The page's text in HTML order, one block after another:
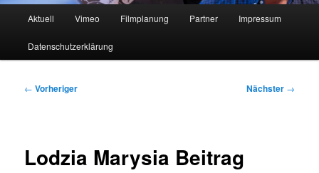
Aktuell Vimeo Filmplanung Partner Impressum
Datenschutzerklärung
Beitragsnavigation
← Vorheriger Nächster →
Lodzia Marysia Beitrag